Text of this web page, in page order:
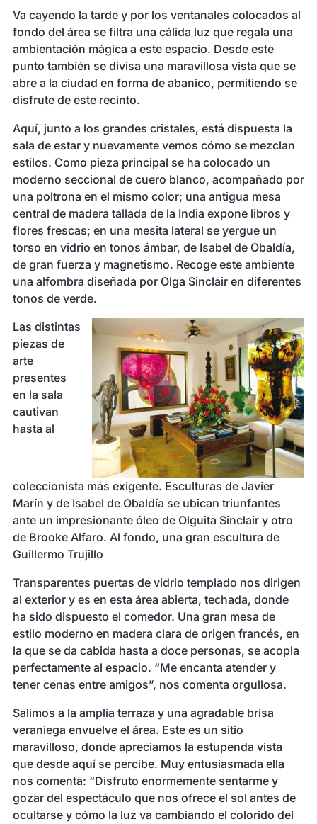
Va cayendo la tarde y por los ventanales colocados al
fondo del área se filtra una cálida luz que regala una
ambientación mágica a este espacio. Desde este
punto también se divisa una maravillosa vista que se
abre a la ciudad en forma de abanico, permitiendo se
disfrute de este recinto.
Aquí, junto a los grandes cristales, está dispuesta la
sala de estar y nuevamente vemos cómo se mezclan
estilos. Como pieza principal se ha colocado un
moderno seccional de cuero blanco, acompañado por
una poltrona en el mismo color; una antigua mesa
central de madera tallada de la India expone libros y
flores frescas; en una mesita lateral se yergue un
torso en vidrio en tonos ámbar, de Isabel de Obaldía,
de gran fuerza y magnetismo. Recoge este ambiente
una alfombra diseñada por Olga Sinclair en diferentes
tonos de verde.
Las distintas
piezas de
arte
presentes
en la sala
cautivan
hasta al
coleccionista más exigente. Esculturas de Javier
Marín y de Isabel de Obaldía se ubican triunfantes
ante un impresionante óleo de Olguita Sinclair y otro
de Brooke Alfaro. Al fondo, una gran escultura de
Guillermo Trujillo
Transparentes puertas de vidrio templado nos dirigen
al exterior y es en esta área abierta, techada, donde
ha sido dispuesto el comedor. Una gran mesa de
estilo moderno en madera clara de origen francés, en
la que se da cabida hasta a doce personas, se acopla
perfectamente al espacio. “Me encanta atender y
tener cenas entre amigos”, nos comenta orgullosa.
Salimos a la amplia terraza y una agradable brisa
veraniega envuelve el área. Este es un sitio
maravilloso, donde apreciamos la estupenda vista
que desde aquí se percibe. Muy entusiasmada ella
nos comenta: “Disfruto enormemente sentarme y
gozar del espectáculo que nos ofrece el sol antes de
ocultarse y cómo la luz va cambiando el colorido del